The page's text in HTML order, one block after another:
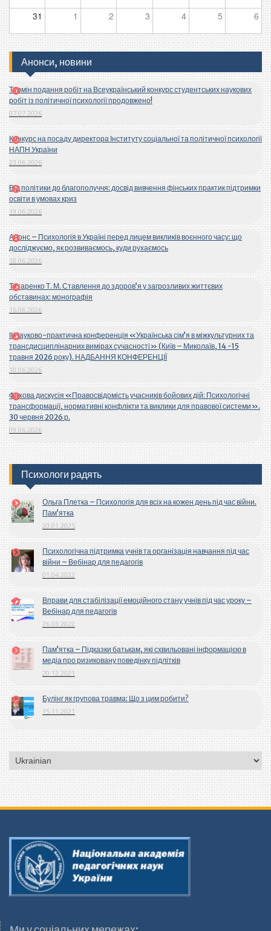
31 1 2 3 4 5 6
Анонси, новини
Термін подання робіт на Всеукраїнський конкурс студентських наукових
робіт із політичної психології продовжено!
07.07.2026
Конкурс на посаду директора Інституту соціальної та політичної психології
НАПН України
23.06.2026
Від політики до благополуччя: досвід вивчення фінських практик підтримки
освіти в умовах криз
19.06.2026
Анонс – Психологія в Україні перед лицем викликів воєнного часу: що
досліджуємо, як розвиваємось, куди рухаємось
18.06.2026
Титаренко Т. М. Ставлення до здоров’я у загрозливих життєвих
обставинах: монографія
16.06.2026
ІІ Науково-практична конференція «Українська сім’я в міжкультурних та
трансдисциплінарних вимірах сучасності» (Київ – Миколаїв, 14 -15
травня 2026 року). НАДБАННЯ КОНФЕРЕНЦІЇ
10.06.2026
Фахова дискусія «Правосвідомість учасників бойових дій: Психологічні
трансформації, нормативні конфлікти та виклики для правової системи».
30 червня 2026 р.
09.06.2026
Психологи радять
Ольга Плетка – Психологія для всіх на кожен день під час війни.
Пам’ятка
20.01.2025
Психологічна підтримка учнів та організація навчання під час
війни – Вебінар для педагогів
01.04.2022
Вправи для стабілізації емоційного стану учнів під час уроку –
Вебінар для педагогів
26.03.2022
Пам’ятка – Підказки батькам, які схвильовані інформацією в
медіа про ризиковану поведінку підлітків
20.12.2021
Булінг як групова травма: Що з цим робити?
15.11.2021
Вибрати
мову